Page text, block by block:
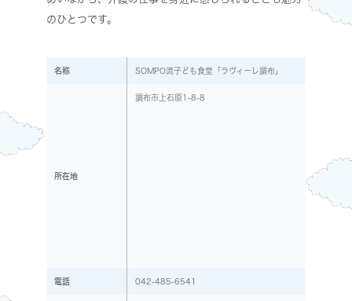
のひとつです。
名称 SOMPO流子ども食堂「ラヴィーレ調布」
所在地
調布市上石原1-8-8
電話 042-485-6541